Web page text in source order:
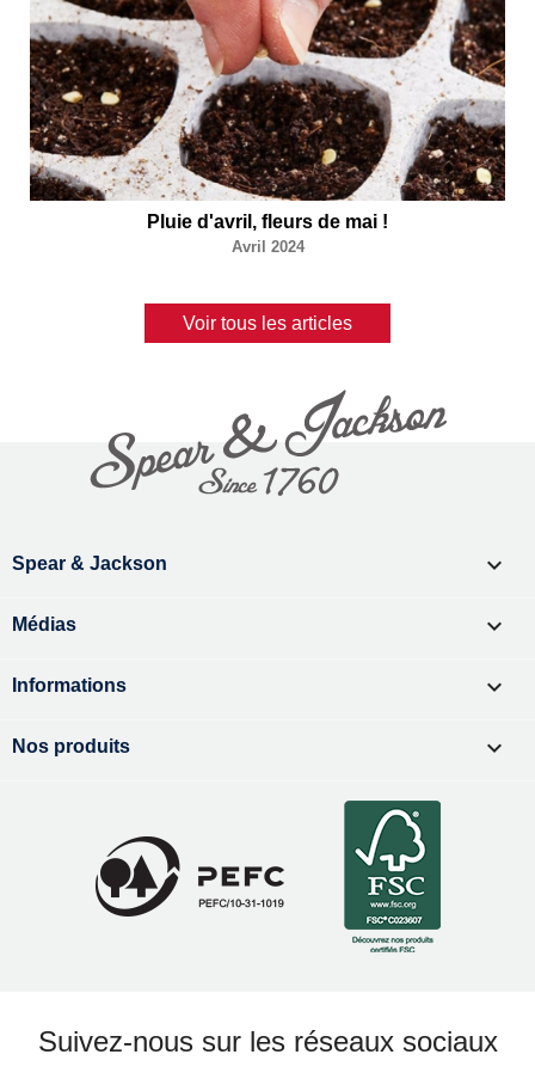
Pluie d'avril, fleurs de mai !
Avril 2024
Voir tous les articles
Spear & Jackson 
Médias 
Informations 
Nos produits 
Suivez-nous sur les réseaux sociaux